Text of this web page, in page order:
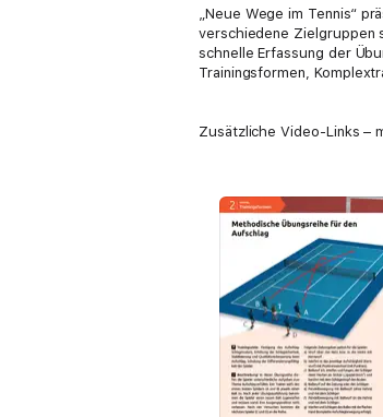
„Neue Wege im Tennis“
verschiedene Zielgruppen
schnelle Erfassung der
Trainingsformen,
Zusätzliche Video-Links –
Für eine Vielzahl von
dargestellt und
#Komplex
Die Komplexität der
seine Anwendung.